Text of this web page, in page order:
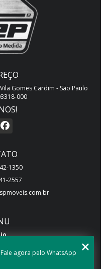
Gomes Cardim - São Paulo
000
1350
2557
agora pelo WhatsApp